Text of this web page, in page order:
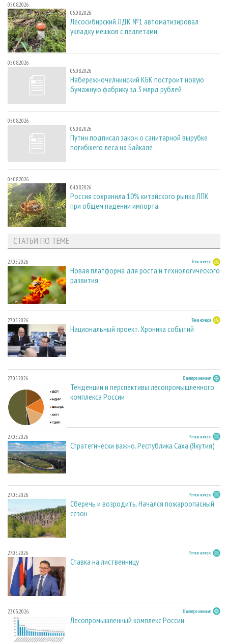
05.08.2026
05.08.2026
Лесосибирский ЛДК №1 автоматизировал
укладку мешков с пеллетами
05.08.2026
05.08.2026
Набережночелнинский КБК построит новую
бумажную фабрику за 3 млрд рублей
05.08.2026
05.08.2026
Путин подписал закон о санитарной вырубке
погибшего леса на Байкале
04.08.2026
04.08.2026
Россия сохранила 10% китайского рынка ЛПК
при общем падении импорта
СТАТЬИ ПО ТЕМЕ
27.05.2026 Тема номера
Новая платформа для роста и технологического
развития
27.05.2026 Тема номера
Национальный проект. Хроника событий
27.05.2026 В центре внимания
Тенденции и перспективы лесопромышленного
комплекса России
27.05.2026 Регион номера
Стратегически важно. Республика Саха (Якутия)
27.05.2026 Регион номера
Сберечь и возродить. Начался пожароопасный
сезон
27.05.2026 Регион номера
Ставка на лиственницу
23.03.2026 В центре внимания
Лесопромышленный комплекс России